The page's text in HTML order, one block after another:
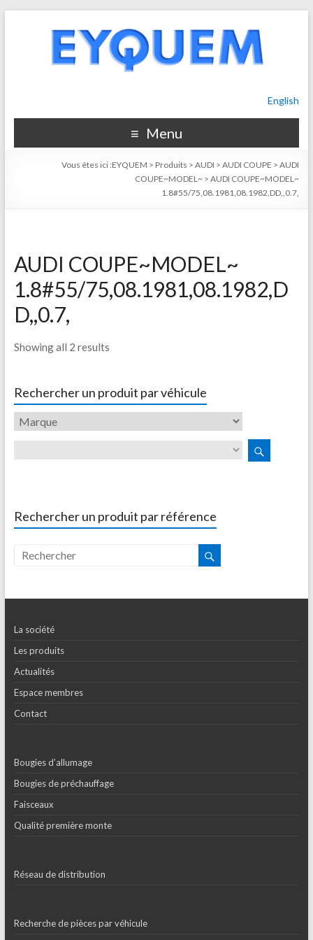
English
Menu
Vous êtes ici :EYQUEM > Produits >AUDI >AUDI COUPE >AUDI
COUPE~MODEL~ >AUDI COUPE~MODEL~
1.8#55/75,08.1981,08.1982,DD,,0.7,
AUDI COUPE~MODEL~
1.8#55/75,08.1981,08.1982,D
D,,0.7,
Showing all 2 results
Rechercher un produit par véhicule
Rechercher un produit par référence
La société
Les produits
Actualités
Espace membres
Contact
Bougies d’allumage
Bougies de préchauffage
Faisceaux
Qualité première monte
Réseau de distribution
Recherche de pièces par véhicule